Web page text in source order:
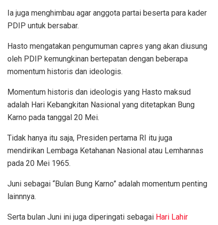
Ia juga menghimbau agar anggota partai beserta para kader
PDIP untuk bersabar.
Hasto mengatakan pengumuman capres yang akan diusung
oleh PDIP kemungkinan bertepatan dengan beberapa
momentum historis dan ideologis.
Momentum historis dan ideologis yang Hasto maksud
adalah Hari Kebangkitan Nasional yang ditetapkan Bung
Karno pada tanggal 20 Mei.
Tidak hanya itu saja, Presiden pertama RI itu juga
mendirikan Lembaga Ketahanan Nasional atau Lemhannas
pada 20 Mei 1965.
Juni sebagai “Bulan Bung Karno” adalah momentum penting
lainnnya.
Serta bulan Juni ini juga diperingati sebagai Hari Lahir